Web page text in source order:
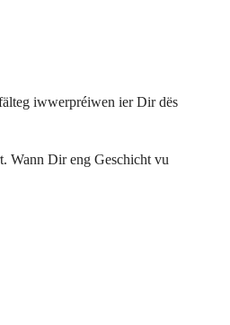
iwwerpréiwen ier Dir dës
Wann Dir eng Geschicht vu